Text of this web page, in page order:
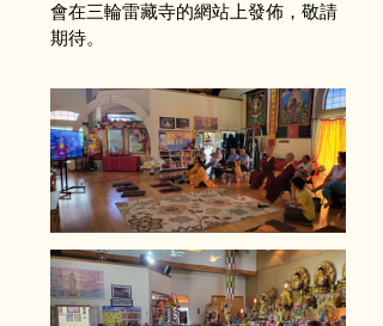
會在三輪雷藏寺的網站上發佈，敬請
期待。